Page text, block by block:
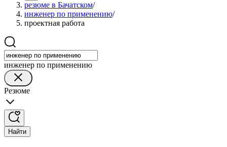
резюме в Бачатском/
инженер по применению/
проектная работа
инженер по применению
Резюме
Найти